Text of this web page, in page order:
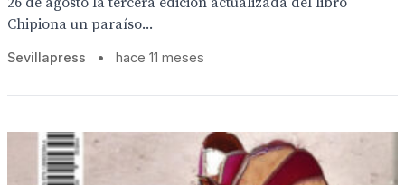
Chipiona un paraíso...
Sevillapress • hace 11 meses